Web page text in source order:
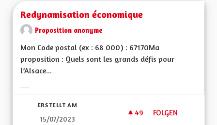
Redynamisation économique
Proposition anonyme
Mon Code postal (ex : 68 000) : 67170Ma
proposition : Quels sont les grands défis pour
l’Alsace...
ERSTELLT AM
15/07/2023
49 49 FOLLOWER
FOLGEN
REDYNAMISATION